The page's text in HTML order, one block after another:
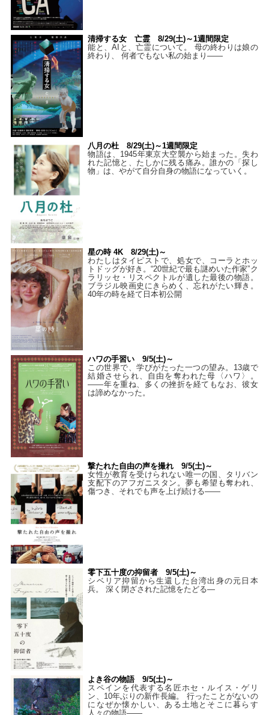
清掃する女 亡霊 8/29(土)～1週間限定
能と、AIと、亡霊について。 母の終わりは娘の
終わり、 何者でもない私の始まり――
八月の杜 8/29(土)～1週間限定
物語は、1945年東京大空襲から始まった。失わ
れた記憶と、たしかに残る痛み。誰かの「探し
物」は、やがて自分自身の物語になっていく。
星の時 4K 8/29(土)～
わたしはタイピストで、処⼥で、コーラとホッ
トドッグが好き。“20世紀で最も謎めいた作家”ク
ラリッセ・リスペクトルが遺した最後の物語。
ブラジル映画史にきらめく、忘れがたい輝き。
40年の時を経て⽇本初公開
ハワの手習い 9/5(土)～
この世界で、学びがたった一つの望み。13歳で
結婚させられ、自由を奪われた母〈ハワ〉。
——年を重ね、多くの挫折を経てもなお、彼女
は諦めなかった。
撃たれた自由の声を撮れ 9/5(土)～
女性が教育を受けられない唯一の国、タリバン
支配下のアフガニスタン。夢も希望も奪われ、
傷つき、それでも声を上げ続ける——
零下五十度の抑留者 9/5(土)～
シベリア抑留から生還した台湾出身の元日本
兵。 深く閉ざされた記憶をたどる—
よき谷の物語 9/5(土)～
スペインを代表する名匠ホセ・ルイス・ゲリ
ン、10年ぶりの新作長編。 行ったことがないの
になぜか懐かしい、ある土地とそこに暮らす
人々の物語――